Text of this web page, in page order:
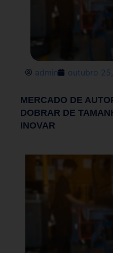
admin outubro
MERCADO DE
DOBRAR DE
INOVAR